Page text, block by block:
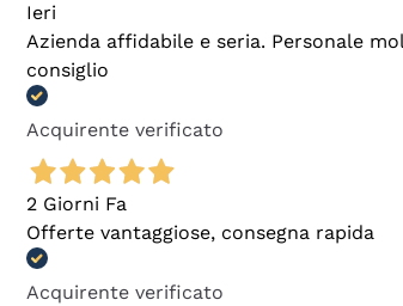
Ieri
Azienda affidabile e seria. Personale
consiglio
Acquirente verificato
2 Giorni Fa
Offerte vantaggiose, consegna rapida
Acquirente verificato